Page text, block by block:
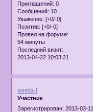
Приглашений: 0
Сообщений: 10
Уважение: [+0/-0]
Позитив: [+0/-0]
Провел на форуме:
54 минуты
Последний визит:
2013-04-22 10:03:21
sveta-l
Участник
Зарегистрирован: 2013-03-11